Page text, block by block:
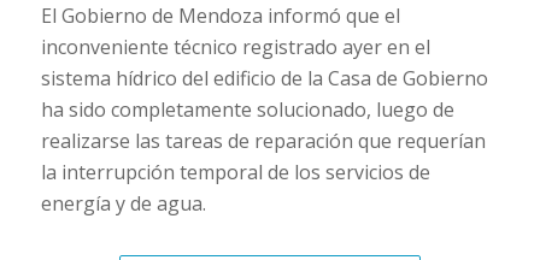
El Gobierno de Mendoza informó que el
inconveniente técnico registrado ayer en el
sistema hídrico del edificio de la Casa de Gobierno
ha sido completamente solucionado, luego de
realizarse las tareas de reparación que requerían
la interrupción temporal de los servicios de
energía y de agua.